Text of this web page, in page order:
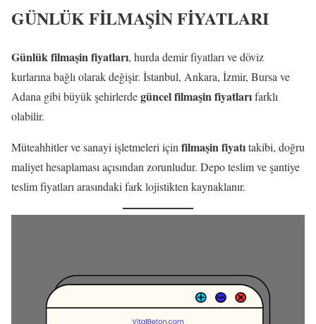
GÜNLÜK FİLMAŞİN FİYATLARI
Günlük filmaşin fiyatları, hurda demir fiyatları ve döviz
kurlarına bağlı olarak değişir. İstanbul, Ankara, İzmir, Bursa ve
Adana gibi büyük şehirlerdegüncel filmaşin fiyatlarıfarklı
olabilir.
Müteahhitler ve sanayi işletmeleri için filmaşin fiyatıtakibi, doğru
maliyet hesaplaması açısından zorunludur. Depo teslim ve şantiye
teslim fiyatları arasındaki fark lojistikten kaynaklanır.